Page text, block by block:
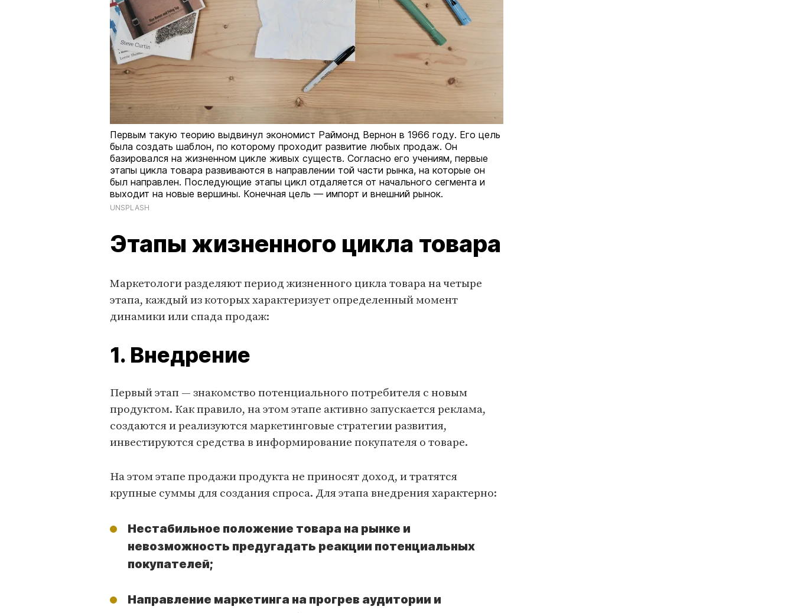
Первым такую теорию выдвинул экономист Раймонд Вернон в 1966 году. Его цель
была создать шаблон, по которому проходит развитие любых продаж. Он
базировался на жизненном цикле живых существ. Согласно его учениям, первые
этапы цикла товара развиваются в направлении той части рынка, на которые он
был направлен. Последующие этапы цикл отдаляется от начального сегмента и
выходит на новые вершины. Конечная цель — импорт и внешний рынок.
UNSPLASH
Этапы жизненного цикла товара
Маркетологи разделяют период жизненного цикла товара на четыре
этапа, каждый из которых характеризует определенный момент
динамики или спада продаж:
1. Внедрение
Первый этап — знакомство потенциального потребителя с новым
продуктом. Как правило, на этом этапе активно запускается реклама,
создаются и реализуются маркетинговые стратегии развития,
инвестируются средства в информирование покупателя о товаре.
На этом этапе продажи продукта не приносят доход, и тратятся
крупные суммы для создания спроса. Для этапа внедрения характерно:
Нестабильное положение товара на рынке и
невозможность предугадать реакции потенциальных
покупателей;
Направление маркетинга на прогрев аудитории и